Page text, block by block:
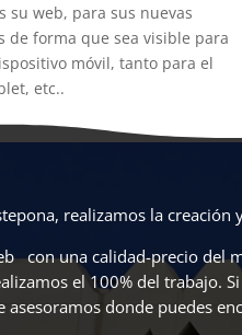
su web, para sus nuevas
de forma que sea visible para
móvil, tanto para el
etc..
realizamos la
con una calidad-precio del
el 100% del trabajo.
donde puedes